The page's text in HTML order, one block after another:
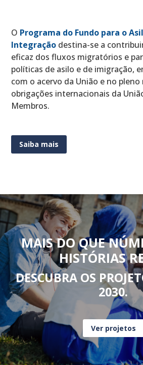
O Programa do Fundo para o
Integração destina-se a
eficaz dos fluxos migratórios e
políticas de asilo e de imigração,
com o acervo da União e no
obrigações internacionais da
Membros.
Saiba mais
MAIS DO QUE
HISTÓRIAS
DESCUBRA OS
2030.
Ver projetos